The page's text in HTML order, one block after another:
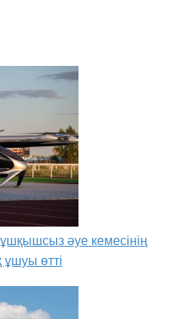
әуе кемесінің
өтті